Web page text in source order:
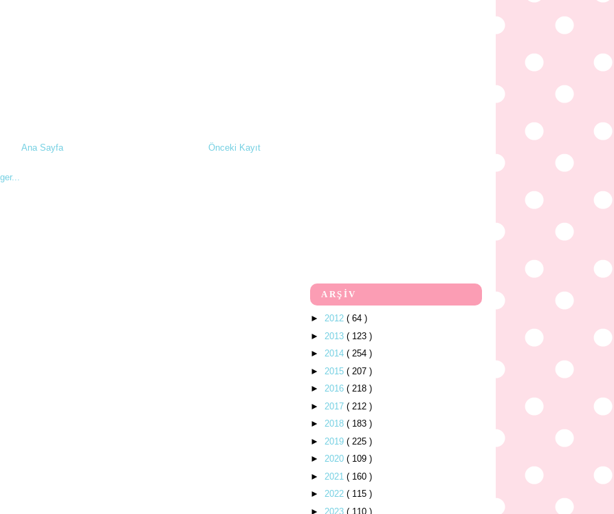
Önceki Kayıt
Ana Sayfa
ARŞİV
► 2012 ( 64 )
► 2013 ( 123 )
► 2014 ( 254 )
► 2015 ( 207 )
► 2016 ( 218 )
► 2017 ( 212 )
► 2018 ( 183 )
► 2019 ( 225 )
► 2020 ( 109 )
► 2021 ( 160 )
► 2022 ( 115 )
► 2023 ( 110 )